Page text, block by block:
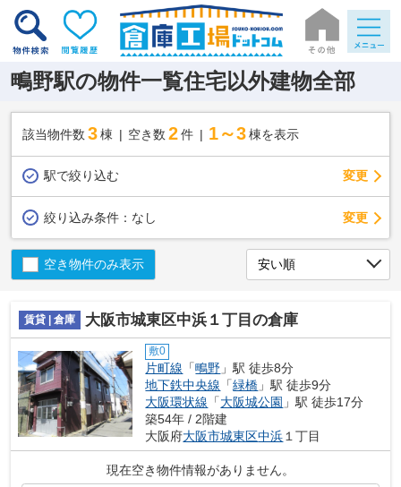
鴫野駅の物件一覧住宅以外建物全部
該当物件数 3棟 空き数 2 件 1～3 棟を表示
駅で絞り込む 変更
絞り込み条件： なし 変更
空き物件のみ表示
賃貸 | 倉庫 大阪市城東区中浜１丁目の倉庫
敷0
片町線 「鴫野 」駅 徒歩8分
地下鉄中央線 「緑橋 」駅 徒歩9分
大阪環状線 「大阪城公園 」駅 徒歩17分
築54年 / 2階建
大阪府大阪市城東区中浜 １丁目
現在空き物件情報がありません。